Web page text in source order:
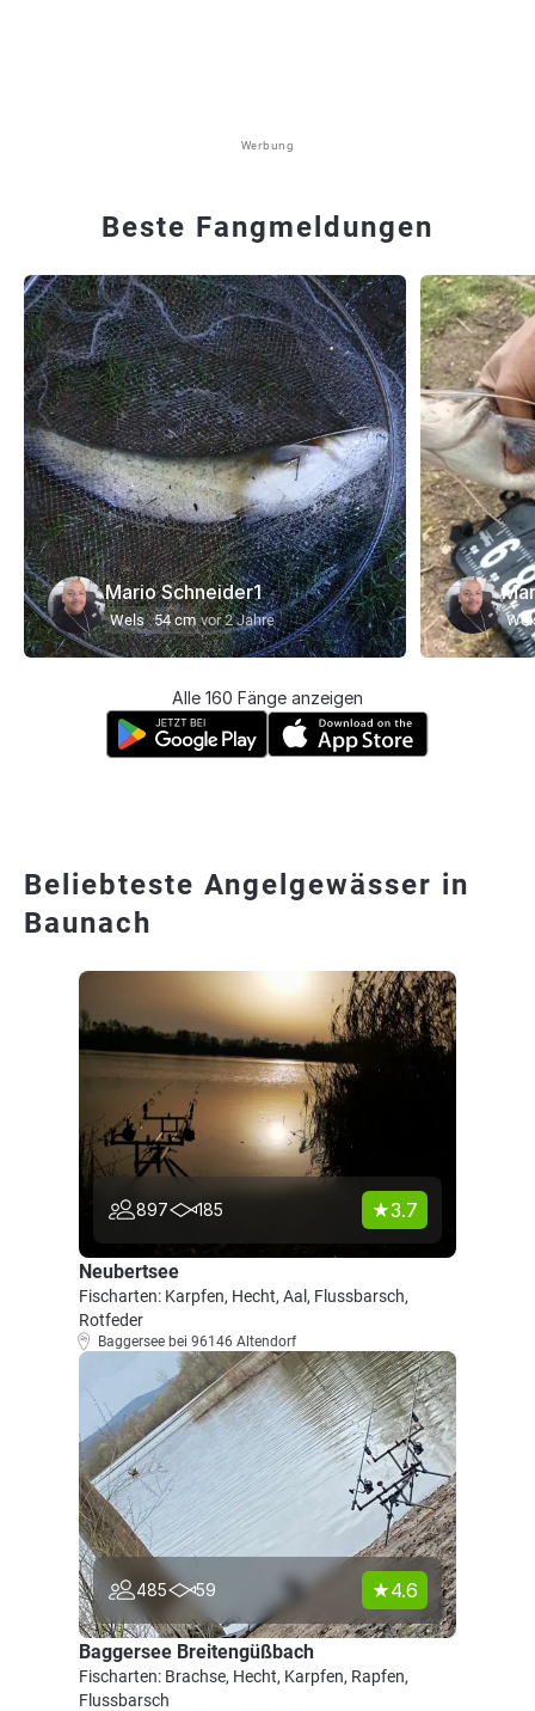
Werbung
Beste Fangmeldungen
Mario Schneider1
Wels 54 cm vor 2 Jahre
Alle 160 Fänge anzeigen
Beliebteste Angelgewässer in
Baunach
897 185 3.7
Neubertsee
Fischarten: Karpfen, Hecht, Aal, Flussbarsch,
Rotfeder
Baggersee bei 96146 Altendorf
485 59 4.6
Baggersee Breitengüßbach
Fischarten: Brachse, Hecht, Karpfen, Rapfen,
Flussbarsch